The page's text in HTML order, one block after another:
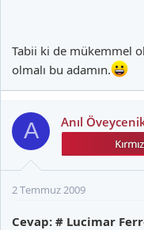
Tabii ki de mükemmel
olmalı bu adamın.
A Anıl
2 Temmuz 2009
Cevap: # Lucimar